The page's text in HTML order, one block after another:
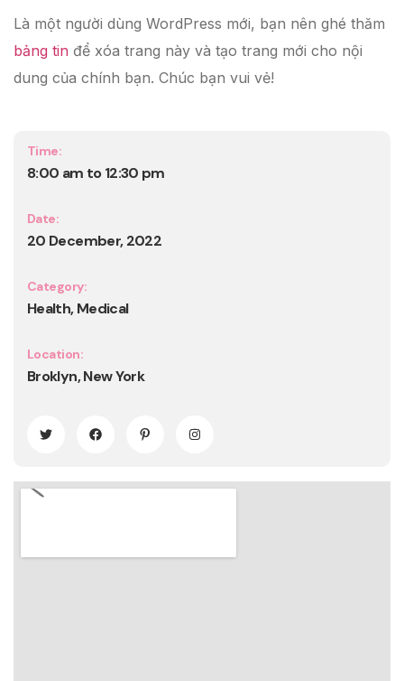
Là một người dùng WordPress mới, bạn nên ghé thăm
bảng tin để xóa trang này và tạo trang mới cho nội
dung của chính bạn. Chúc bạn vui vẻ!
Time:
8:00 am to 12:30 pm
Date:
20 December, 2022
Category:
Health, Medical
Location:
Broklyn, New York